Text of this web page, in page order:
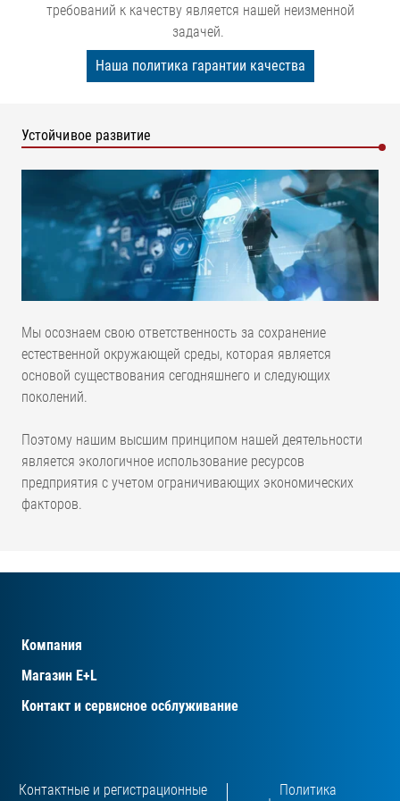
требований к качеству является нашей неизменной
задачей.
Наша политика гарантии качества
Устойчивое развитие
Мы осознаем свою ответственность за сохранение
естественной окружающей среды, которая является
основой существования сегодняшнего и следующих
поколений.
Поэтому нашим высшим принципом нашей деятельности
является экологичное использование ресурсов
предприятия с учетом ограничивающих экономических
факторов.
Компания
Магазин E+L
Контакт и сервисное осблуживание
Контактные и регистрационные
Политика